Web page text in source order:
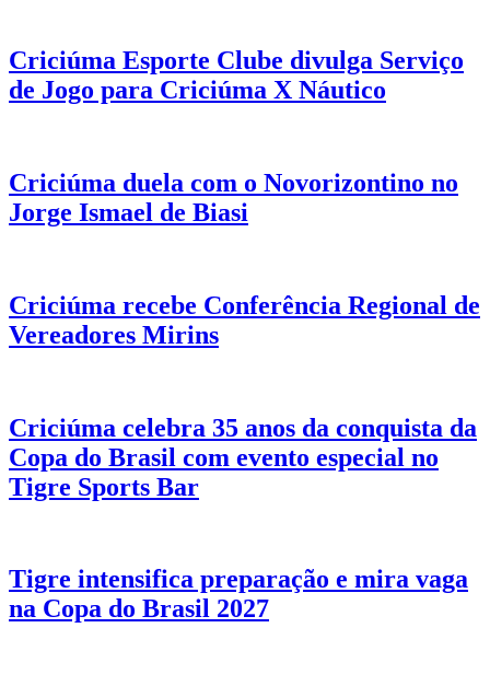
Criciúma Esporte Clube divulga Serviço
de Jogo para Criciúma X Náutico
Criciúma duela com o Novorizontino no
Jorge Ismael de Biasi
Criciúma recebe Conferência Regional de
Vereadores Mirins
Criciúma celebra 35 anos da conquista da
Copa do Brasil com evento especial no
Tigre Sports Bar
Tigre intensifica preparação e mira vaga
na Copa do Brasil 2027